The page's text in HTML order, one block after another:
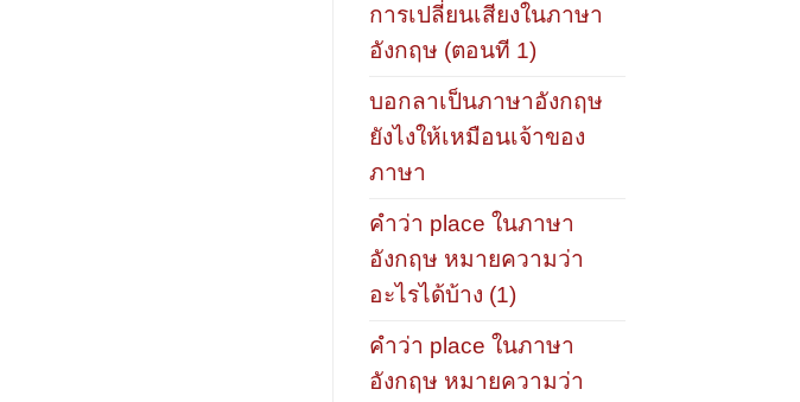
การเปลี่ยนเสียงในภาษา
อังกฤษ (ตอนที 1)
บอกลาเป็นภาษาอังกฤษ
ยังไงให้เหมือนเจ้าของ
ภาษา
คำว่า place ในภาษา
อังกฤษ หมายความว่า
อะไรได้บ้าง (1)
คำว่า place ในภาษา
อังกฤษ หมายความว่า